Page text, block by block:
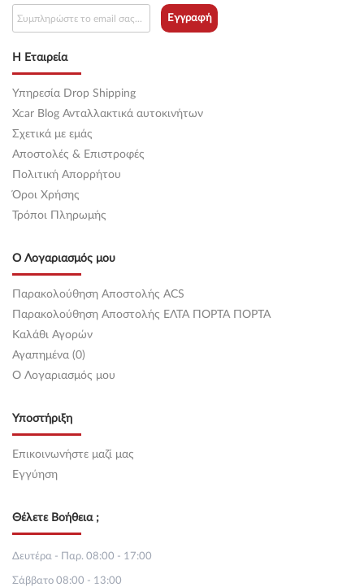
Η Εταιρεία
Υπηρεσία Drop Shipping
Xcar Blog Ανταλλακτικά αυτοκινήτων
Σχετικά με εμάς
Αποστολές & Επιστροφές
Πολιτική Απορρήτου
Όροι Χρήσης
Τρόποι Πληρωμής
Ο Λογαριασμός μου
Παρακολούθηση Αποστολής ACS
Παρακολούθηση Αποστολής ΕΛΤΑ ΠΟΡΤΑ ΠΟΡΤΑ
Καλάθι Αγορών
Αγαπημένα (0)
O Λογαριασμός μου
Υποστήριξη
Επικοινωνήστε μαζί μας
Εγγύηση
Εγγραφή
Θέλετε Βοήθεια ;
Δευτέρα - Παρ. 08:00 - 17:00
Σάββατο 08:00 - 13:00